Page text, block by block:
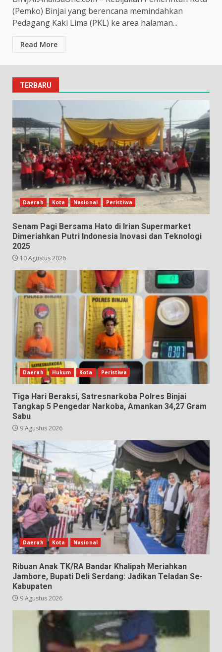
(Pemko) Binjai yang berencana memindahkan
Pedagang Kaki Lima (PKL) ke area halaman...
Read More
TERBARU
Daerah Kota Nasional Peristiwa
Senam Pagi Bersama Hato di Irian Supermarket
Dimeriahkan Putri Indonesia Inovasi dan Teknologi
2025
10 Agustus 2026
Daerah Hukum Kota Peristiwa
Tiga Hari Beraksi, Satresnarkoba Polres Binjai
Tangkap 5 Pengedar Narkoba, Amankan 34,27 Gram
Sabu
9 Agustus 2026
Daerah Kota Nasional
Ribuan Anak TK/RA Bandar Khalipah Meriahkan
Jambore, Bupati Deli Serdang: Jadikan Teladan Se-
Kabupaten
9 Agustus 2026